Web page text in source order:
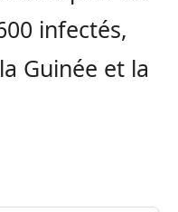
infectés,
Guinée et la